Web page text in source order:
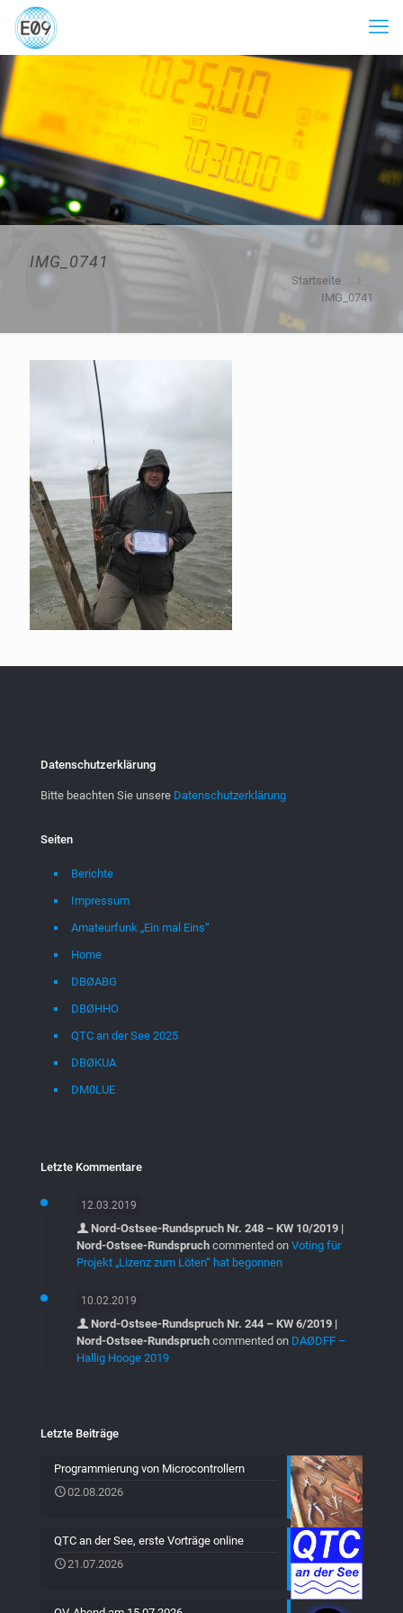
IMG_0741
Startseite
IMG_0741
Datenschutzerklärung
Bitte beachten Sie unsere Datenschutzerklärung
Seiten
Berichte
Impressum
Amateurfunk „Ein mal Eins“
Home
DBØABG
DBØHHO
QTC an der See 2025
DBØKUA
DM0LUE
Letzte Kommentare
12.03.2019
Nord-Ostsee-Rundspruch Nr. 248 – KW 10/2019 |
Nord-Ostsee-Rundspruch commented on Voting für
Projekt „Lizenz zum Löten“ hat begonnen
10.02.2019
Nord-Ostsee-Rundspruch Nr. 244 – KW 6/2019 |
Nord-Ostsee-Rundspruch commented on DAØDFF –
Hallig Hooge 2019
Letzte Beiträge
Programmierung von Microcontrollern
02.08.2026
QTC an der See, erste Vorträge online
21.07.2026